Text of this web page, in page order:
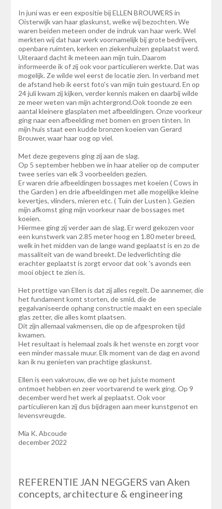
In juni was er een expositie bij ELLEN BROUWERS in
Oisterwijk van haar glaskunst, welke wij bezochten. We
waren beiden meteen onder de indruk van haar werk. Wel
merkten wij dat haar werk voornamelijk bij grote bedrijven,
openbare ruimten, kerken en ziekenhuizen geplaatst werd.
Uiteraard dacht ik meteen aan mijn tuin. Daarom
informeerde ik of zij ook voor particulieren werkte. Dat was
mogelijk. Ze wilde wel eerst de locatie zien. In verband met
de afstand heb ik eerst foto's van mijn tuin gestuurd. En op
24 juli kwam zij kijken, verder kennis maken en daarbij wilde
ze meer weten van mijn achtergrond.Ook toonde ze een
aantal kleinere glasplaten met afbeeldingen. Onze voorkeur
ging naar een afbeelding met bomen en groen tinten. In
mijn huis staat een kudde bronzen koeien van Gerard
Brouwer, waar haar oog op viel.
Met deze gegevens ging zij aan de slag.
Op 5 september hebben we in haar atelier op de computer
twee series van elk 3 voorbeelden gezien.
Er waren drie afbeeldingen bossages met koeien ( Cows in
the Garden ) en drie afbeeldingen met alle mogelijke kleine
kevertjes, vlinders, mieren etc. ( Tuin der Lusten ). Gezien
mijn afkomst ging mijn voorkeur naar de bossages met
koeien.
Hiermee ging zij verder aan de slag. Er werd gekozen voor
een kunstwerk van 2.85 meter hoog en 1.80 meter breed,
welk in het midden van de lange wand geplaatst is en zo de
massaliteit van de wand breekt. De ledverlichting die
erachter geplaatst is zorgt ervoor dat ook 's avonds een
mooi object te zien is.
Het prettige van Ellen is dat zij alles regelt. De aannemer, die
het fundament komt storten, de smid, die de
gegalvaniseerde ophang constructie maakt en een speciale
glas zetter, die alles komt plaatsen.
Dit zijn allemaal vakmensen, die op de afgesproken tijd
kwamen.
Het resultaat is helemaal zoals ik het wenste en zorgt voor
een minder massale muur. Elk moment van de dag en avond
kan ik nu genieten van prachtige glaskunst.
Ellen is een vakvrouw, die we op het juiste moment
ontmoet hebben en zeer voortvarend te werk ging. Op 9
december werd het werk al geplaatst. Ook voor
particulieren kan zij dus bijdragen aan meer kunstgenot en
levensvreugde.
Mia K. Abcoude
december 2022
REFERENTIE JAN NEGGERS van Aken
concepts, architecture & engineering